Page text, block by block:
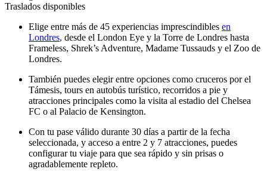
Traslados disponibles
Elige entre más de 45 experiencias imprescindibles en
Londres, desde el London Eye y la Torre de Londres hasta
Frameless, Shrek’s Adventure, Madame Tussauds y el Zoo de
Londres.
También puedes elegir entre opciones como cruceros por el
Támesis, tours en autobús turístico, recorridos a pie y
atracciones principales como la visita al estadio del Chelsea
FC o al Palacio de Kensington.
Con tu pase válido durante 30 días a partir de la fecha
seleccionada, y acceso a entre 2 y 7 atracciones, puedes
configurar tu viaje para que sea rápido y sin prisas o
agradablemente repleto.